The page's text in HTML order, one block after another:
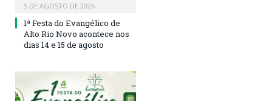
5 DE AGOSTO DE 2026
1ª Festa do Evangélico de
Alto Rio Novo acontece nos
dias 14 e 15 de agosto